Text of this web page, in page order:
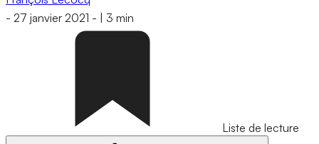
- 27 janvier 2021 - 3 min
Liste de lecture